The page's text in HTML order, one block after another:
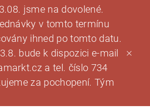
jsme na dovolené.
v tomto termínu
ihned po tomto datu.
bude k dispozici e-mail
a tel. číslo 734
za pochopení. Tým